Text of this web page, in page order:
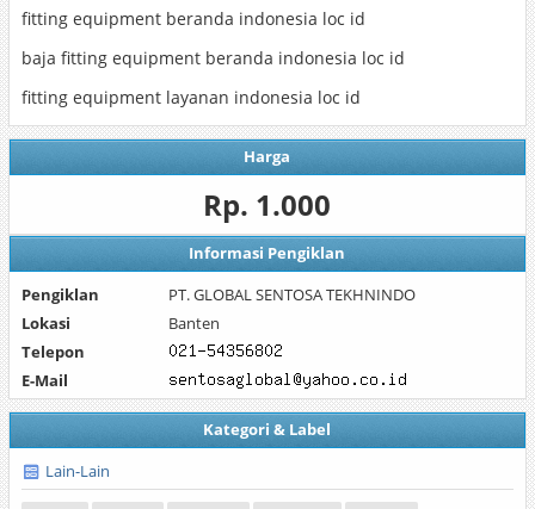
fitting equipment beranda indonesia loc id
baja fitting equipment beranda indonesia loc id
fitting equipment layanan indonesia loc id
Harga
Rp. 1.000
Informasi Pengiklan
Pengiklan
PT. GLOBAL SENTOSA TEKHNINDO
Lokasi
Banten
Telepon
E-Mail
Kategori & Label
Lain-Lain